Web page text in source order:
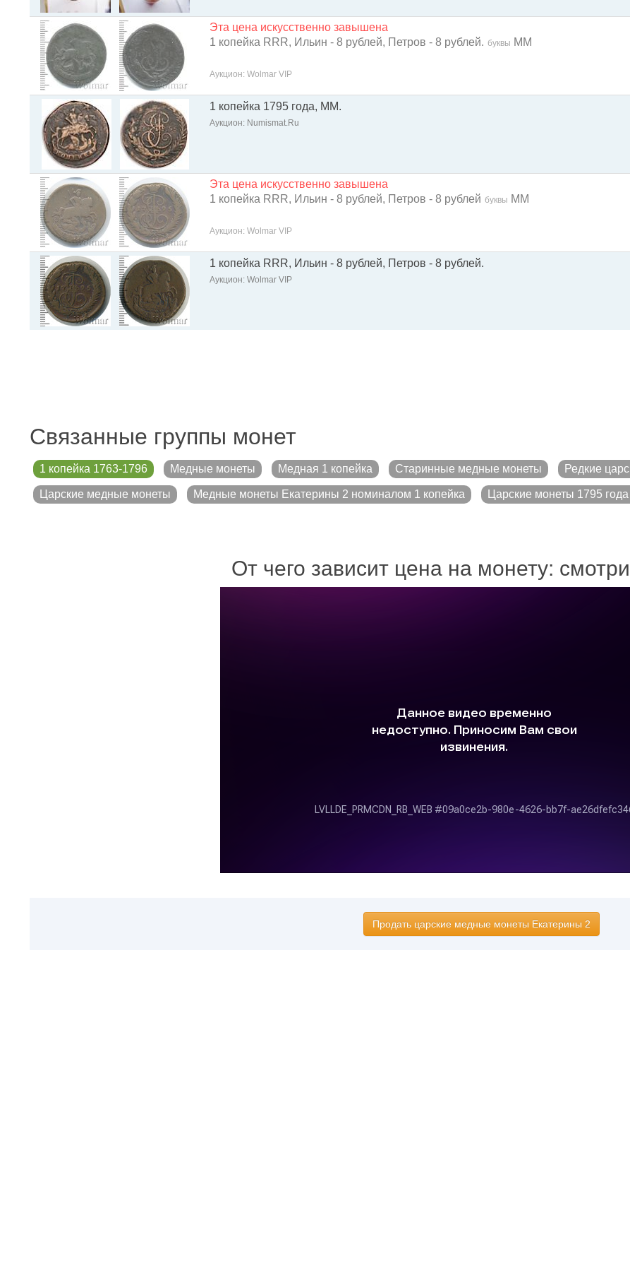
Эта цена искусственно завышена
1 копейка RRR, Ильин - 8 рублей, Петров - 8 рублей. буквы ММ
Аукцион: Wolmar VIP
1 копейка 1795 года, ММ.
Аукцион: Numismat.Ru
Эта цена искусственно завышена
1 копейка RRR, Ильин - 8 рублей, Петров - 8 рублей буквы ММ
Аукцион: Wolmar VIP
1 копейка RRR, Ильин - 8 рублей, Петров - 8 рублей.
Аукцион: Wolmar VIP
Связанные группы монет
1 копейка 1763-1796 Медные монеты Медная 1 копейка Старинные медные монеты Редкие
Царские медные монеты Медные монеты Екатерины 2 номиналом 1 копейка Царские монеты 1795 года
От чего зависит цена на монету:
Продать царские медные монеты Екатерины 2